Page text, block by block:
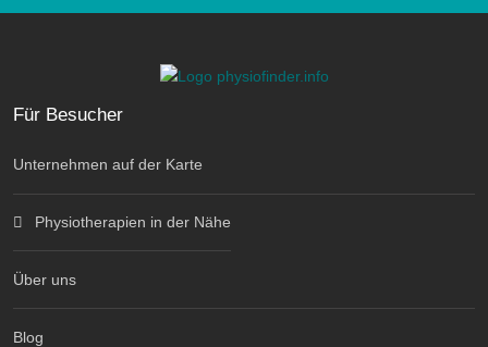
Für Besucher
Unternehmen auf der Karte
Physiotherapien in der Nähe
Über uns
Blog